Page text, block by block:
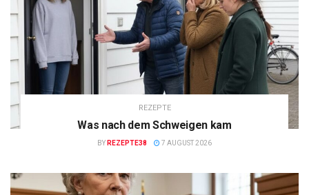
REZEPTE
Was nach dem Schweigen kam
BY REZEPTE38 7 AUGUST 2026